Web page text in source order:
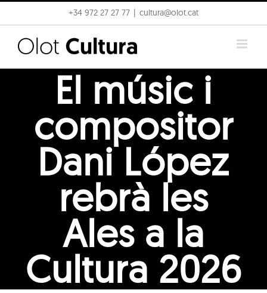
to
content
+34 972 27 27 77 cultura@olot.cat
El músic i
compositor
Dani López
rebrà les
Ales a la
Cultura 2026